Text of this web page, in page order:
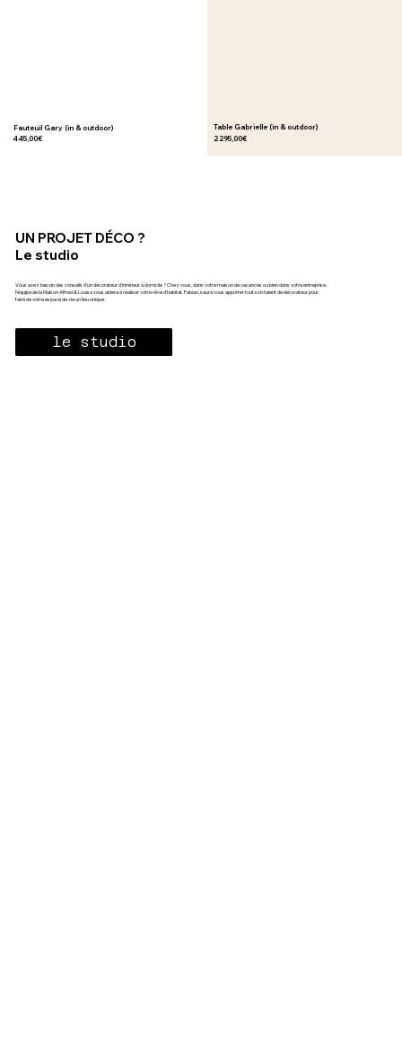
Fauteuil Gary (in & outdoor)
445,00€
Table Gabrielle (in & outdoor)
2 295,00€
UN PROJET DÉCO ?
Le studio
Vous avez besoin des conseils d'un décorateur d'intérieur à domicile ? Chez vous, dans votre maison de vacances ou bien dans votre entreprise,
l'équipe de la Maison Alfred & Louisa vous aidera à réaliser votre rêve d'habitat. Fabian, saura vous apporter tout son talent de décorateur pour
faire de votre espace de vie un lieu unique.
le studio